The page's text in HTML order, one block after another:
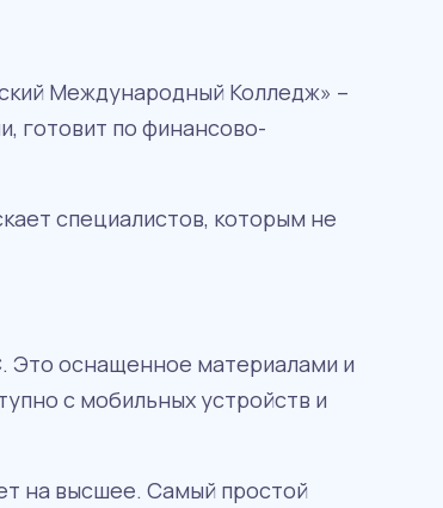
Международный Колледж» –
готовит по финансово-
специалистов, которым не
Это оснащенное материалами и
с мобильных устройств и
на высшее. Самый простой